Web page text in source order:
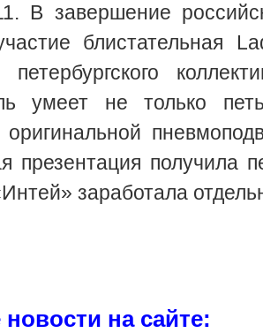
В завершение
блистательная
умеет не только
оригинальной
презентация получила
заработала
на сайте: